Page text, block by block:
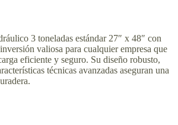
3 toneladas estándar 27″ x 48″ con
valiosa para cualquier empresa que
eficiente y seguro. Su diseño robusto,
técnicas avanzadas aseguran una